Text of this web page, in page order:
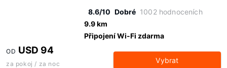
8.6/10 Dobré 1002 hodnoceních
9.9 km
Připojení Wi-Fi zdarma
OD USD 94
za pokoj / za noc Vybrat